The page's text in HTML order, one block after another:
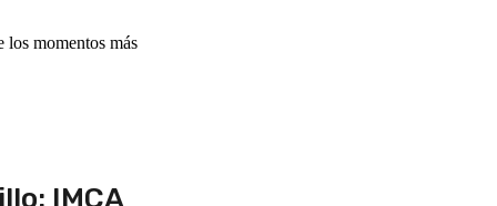
los momentos más
IMCA